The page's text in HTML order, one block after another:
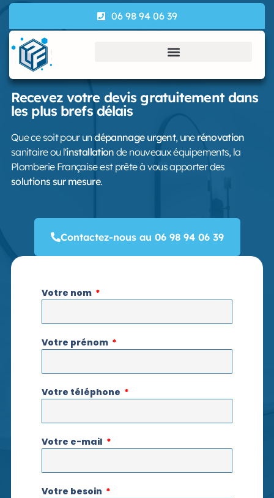
06 98 94 06 39
Recevez votre devis gratuitement dans
les plus brefs délais
Que ce soit pour undépannage urgent, une rénovation
sanitaire ou l'installation de nouveaux équipements, la
Plomberie Française est prête à vous apporter des
solutions sur mesure.
Contactez-nous au 06 98 94 06 39
Votre nom
Votre prénom
Votre téléphone
Votre e-mail
Votre besoin